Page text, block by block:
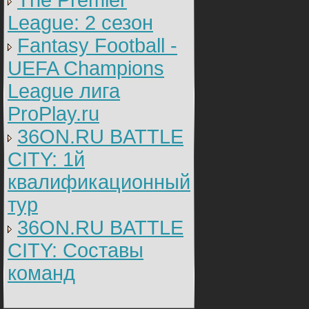
League: 2 cезон
Fantasy Football -
UEFA Champions
League лига
ProPlay.ru
36ON.RU BATTLE
CITY: 1й
квалификационный
тур
36ON.RU BATTLE
CITY: Составы
команд